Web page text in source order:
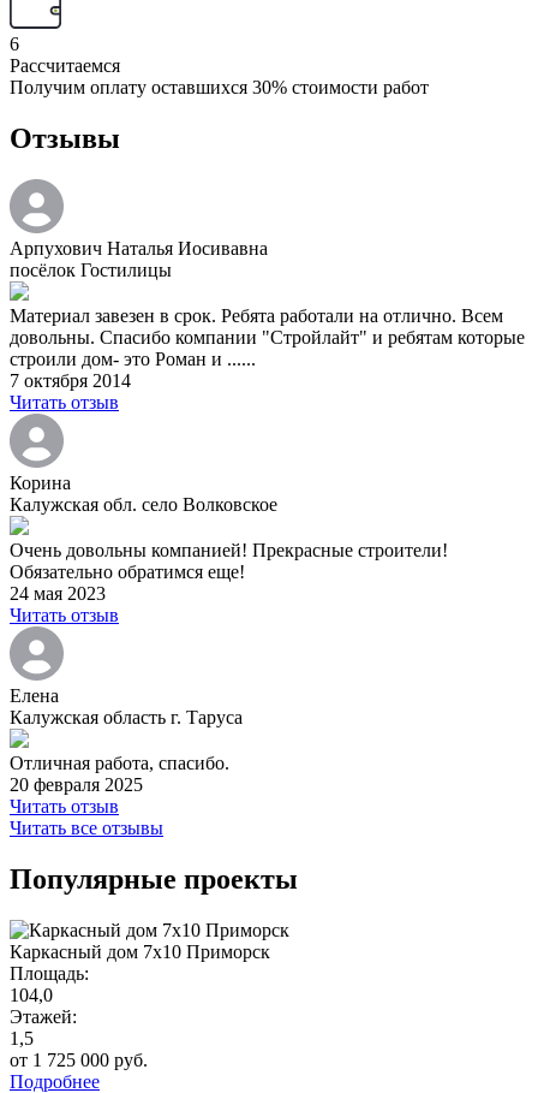
6
Рассчитаемся
Получим оплату оставшихся 30% стоимости работ
Отзывы
Арпухович Наталья Иосивавна
посёлок Гостилицы
Материал завезен в срок. Ребята работали на отлично. Всем
довольны. Спасибо компании "Стройлайт" и ребятам которые
строили дом- это Роман и ......
7 октября 2014
Читать отзыв
Корина
Калужская обл. село Волковское
Очень довольны компанией! Прекрасные строители!
Обязательно обратимся еще!
24 мая 2023
Читать отзыв
Елена
Калужская область г. Таруса
Отличная работа, спасибо.
20 февраля 2025
Читать отзыв
Читать все отзывы
Популярные проекты
Каркасный дом 7х10 Приморск
Площадь:
104,0
Этажей:
1,5
от 1 725 000 руб.
Подробнее